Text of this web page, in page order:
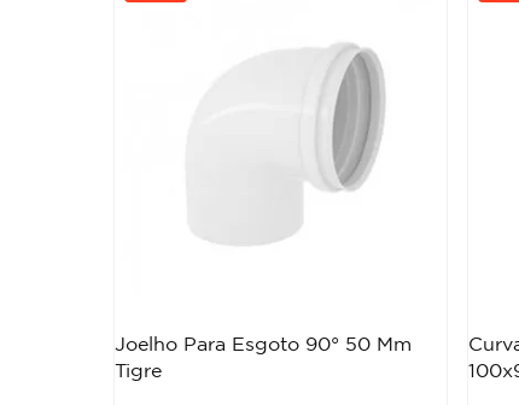
Joelho Para Esgoto 90° 50 Mm
Tigre